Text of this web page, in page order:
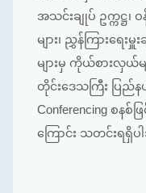
အသင်းချုပ် ဥက္ကဋ္ဌ၊
များ၊ ညွှန်ကြားရေး
များမှ ကိုယ်စားလှယ်မျ
တိုင်းဒေသကြီး ပြည်န
Conferencing စန
ကြောင်း သတင်းရရှိ